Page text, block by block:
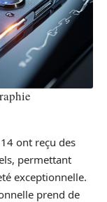
ont reçu des
permettant
exceptionnelle.
prend de